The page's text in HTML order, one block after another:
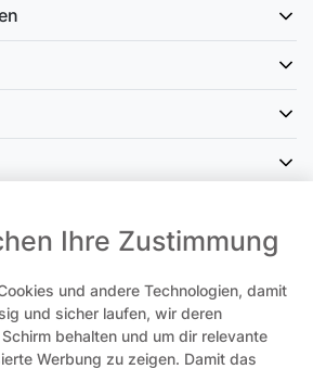
An Sonn- und Feiertagen kann
kommen.
Ihre Zustimmung
und andere Technologien, damit
und sicher laufen, wir deren
behalten und um dir relevante
Werbung zu zeigen. Damit das